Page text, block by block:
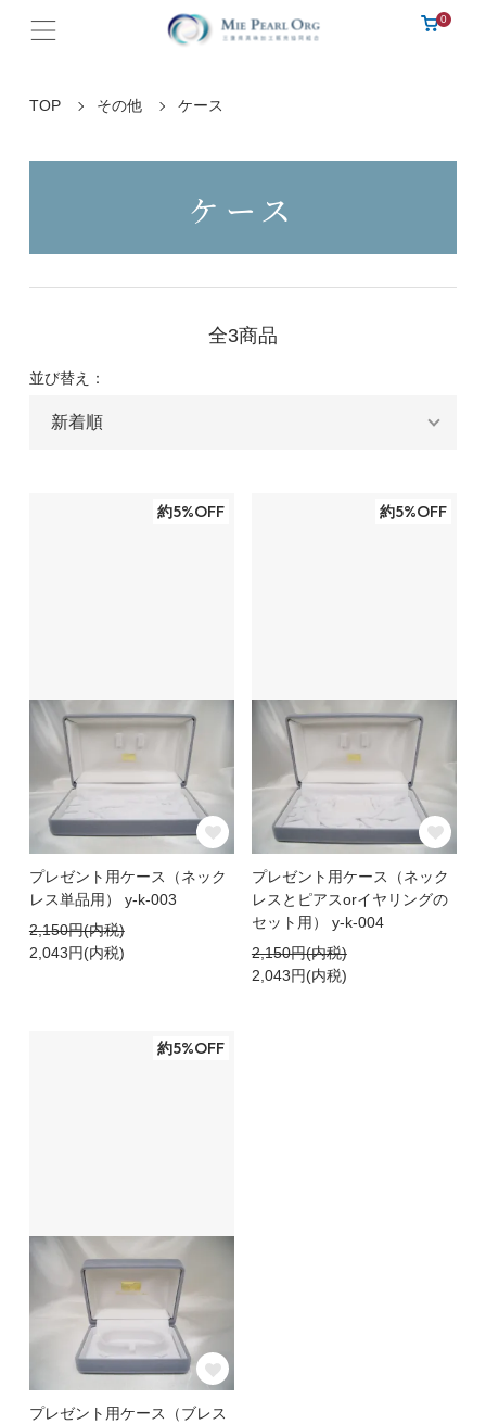
0
TOP その他 ケース
ケース
全3商品
並び替え：
約5%OFF
プレゼント用ケース（ネック
レス単品用） y-k-003
2,150円(内税)
2,043円(内税)
約5%OFF
プレゼント用ケース（ネック
レスとピアスorイヤリングの
セット用） y-k-004
2,150円(内税)
2,043円(内税)
約5%OFF
プレゼント用ケース（ブレス